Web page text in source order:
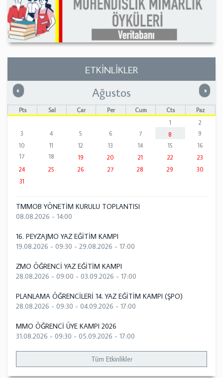
ETKİNLİKLER
« Önceki »
Ağustos
Pts Sal Çar Per Cum Cts
Paz
1
2
3
4 5 6 7 8
9
10
11 12 13 14 15
16
17
18 19 20 21 22
23
24
25 26 27 28 29
30
31
TMMOB YÖNETİM KURULU TOPLANTISI
08.08.2026 - 14:00
16. PEYZAJMO YAZ EĞİTİM KAMPI
19.08.2026 - 09:30 - 29.08.2026 - 17:00
ZMO ÖĞRENCİ YAZ EĞİTİM KAMPI
28.08.2026 - 09:00 - 03.09.2026 - 17:00
PLANLAMA ÖĞRENCİLERİ 14. YAZ EĞİTİM KAMPI (ŞPO)
28.08.2026 - 09:30 - 04.09.2026 - 17:00
MMO ÖĞRENCİ ÜYE KAMPI 2026
31.08.2026 - 09:30 - 05.09.2026 - 17:00
Tüm Etkinlikler